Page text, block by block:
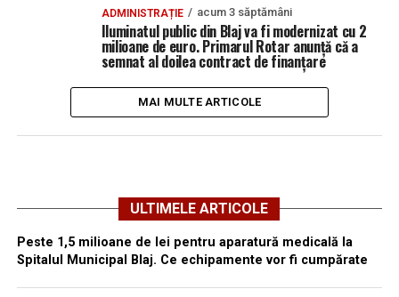
ADMINISTRAȚIE acum 3 săptămâni
Iluminatul public din Blaj va fi modernizat cu 2
milioane de euro. Primarul Rotar anunță că a
semnat al doilea contract de finanțare
MAI MULTE ARTICOLE
ULTIMELE ARTICOLE
Peste 1,5 milioane de lei pentru aparatură medicală la
Spitalul Municipal Blaj. Ce echipamente vor fi cumpărate